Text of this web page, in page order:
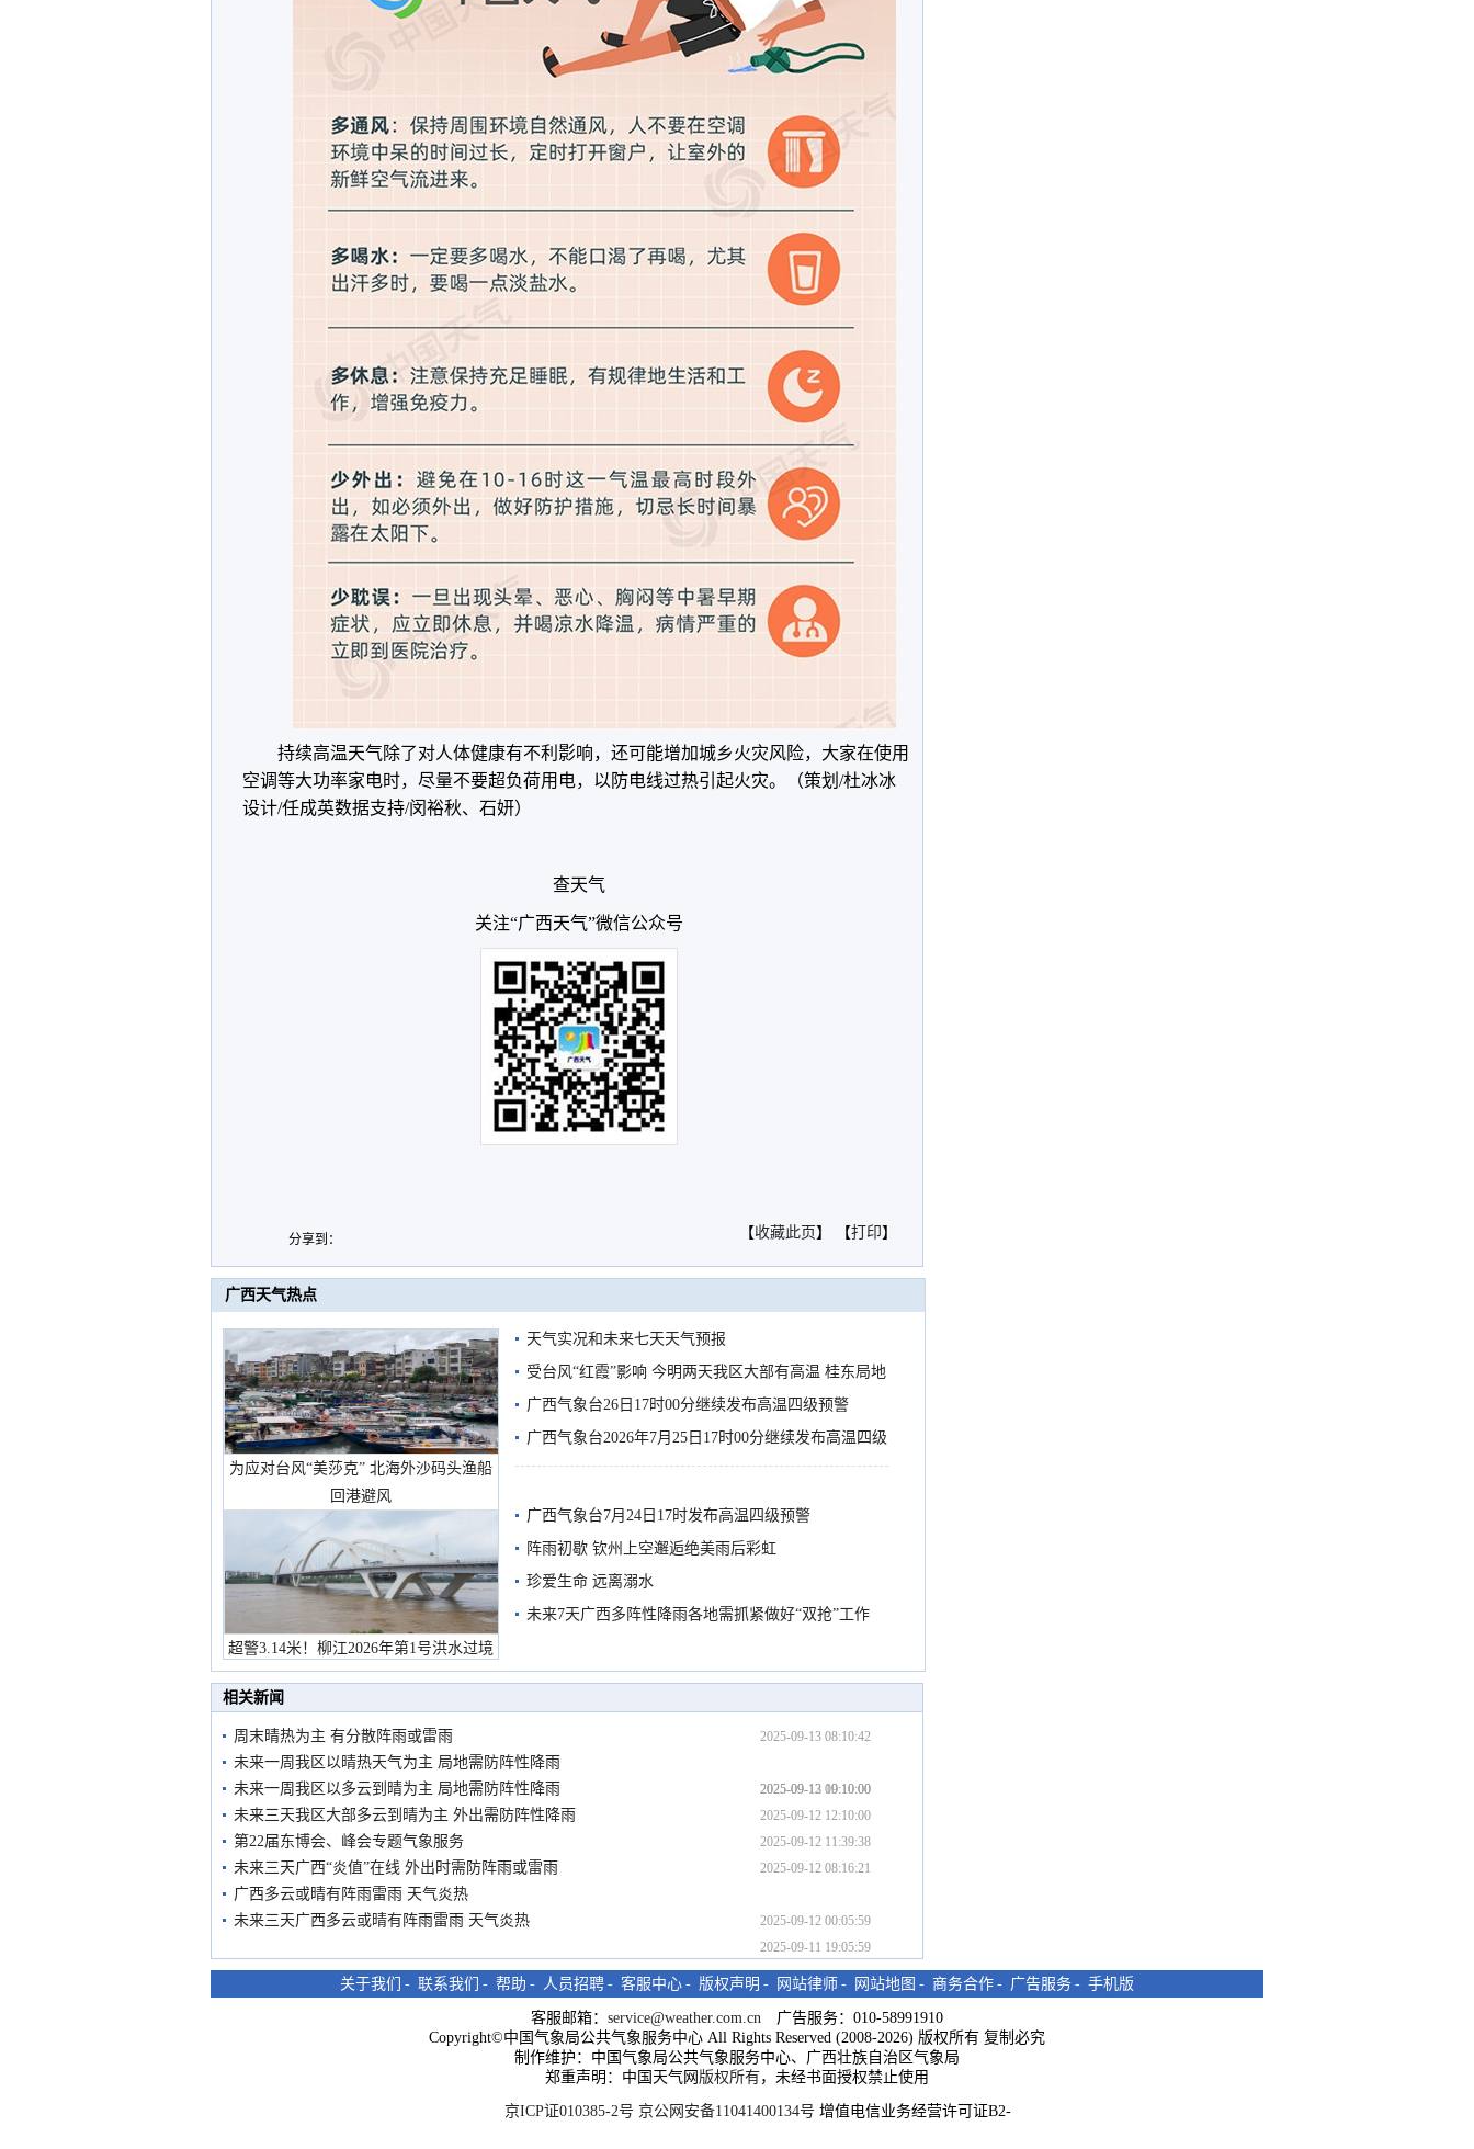
持续高温天气除了对人体健康有不利影响，还可能增加城乡火灾风险，大家在使用
空调等大功率家电时，尽量不要超负荷用电，以防电线过热引起火灾。（策划/杜冰冰
设计/任成英数据支持/闵裕秋、石妍）
查天气
关注“广西天气”微信公众号
分享到： 【收藏此页 】 【打印】
广西天气热点
为应对台风“美莎克” 北海外沙码头渔船
回港避风
超警3.14米！柳江2026年第1号洪水过境
市民在堤岸见证汛况
天气实况和未来七天天气预报
受台风“红霞”影响 今明两天我区大部有高温 桂东局地
有较强降雨
广西气象台26日17时00分继续发布高温四级预警
广西气象台2026年7月25日17时00分继续发布高温四级
预警
广西气象台7月24日17时发布高温四级预警
阵雨初歇 钦州上空邂逅绝美雨后彩虹
珍爱生命 远离溺水
未来7天广西多阵性降雨各地需抓紧做好“双抢”工作
相关新闻
周末晴热为主 有分散阵雨或雷雨 2025-09-13 08:10:42
未来一周我区以晴热天气为主 局地需防阵性降雨
2025-09-13 00:10:00
未来一周我区以多云到晴为主 局地需防阵性降雨 2025-09-12 19:10:00
未来三天我区大部多云到晴为主 外出需防阵性降雨 2025-09-12 12:10:00
第22届东博会、峰会专题气象服务 2025-09-12 11:39:38
未来三天广西“炎值”在线 外出时需防阵雨或雷雨 2025-09-12 08:16:21
广西多云或晴有阵雨雷雨 天气炎热
2025-09-12 00:05:59
未来三天广西多云或晴有阵雨雷雨 天气炎热
2025-09-11 19:05:59
关于我们 - 联系我们 - 帮助 - 人员招聘 - 客服中心 - 版权声明 - 网站律师 - 网站地图 - 商务合作 - 广告服务 - 手机版
客服邮箱： service@weather.com.cn 广告服务：010-58991910
Copyright©中国气象局公共气象服务中心 All Rights Reserved (2008-2026) 版权所有 复制必究
制作维护：中国气象局公共气象服务中心、广西壮族自治区气象局
郑重声明：中国天气网 版权所有，未经书面授权禁止使用
京ICP证010385-2号 京公网安备11041400134号 增值电信业务经营许可证B2-